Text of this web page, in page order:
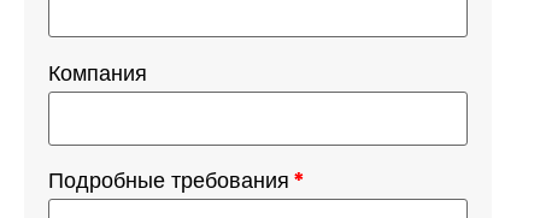
Компания
Подробные требования *